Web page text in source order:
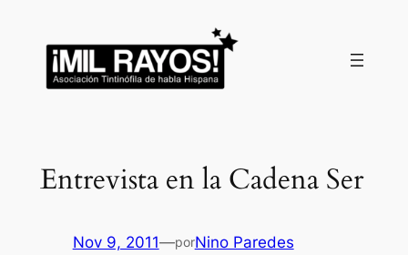
contenido
Entrevista en la Cadena Ser
Nov 9, 2011—porNino Paredes